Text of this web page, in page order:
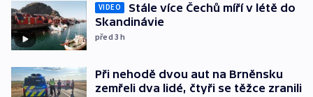
VIDEO
Stále více Čechů míří v létě do
Skandinávie
před 3h
Při nehodě dvou aut na Brněnsku
zemřeli dva lidé, čtyři se těžce zranili